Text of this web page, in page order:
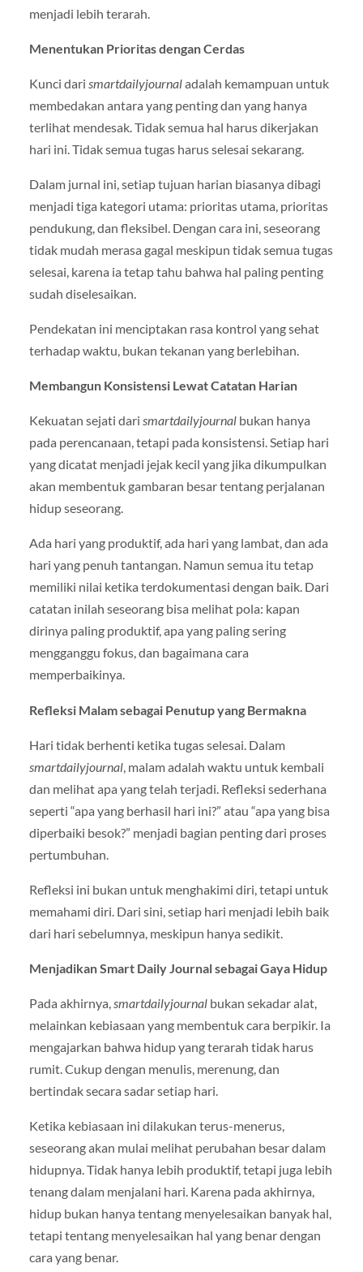
menjadi lebih terarah.
Menentukan Prioritas dengan Cerdas
Kunci dari smartdailyjournaladalah kemampuan untuk
membedakan antara yang penting dan yang hanya
terlihat mendesak. Tidak semua hal harus dikerjakan
hari ini. Tidak semua tugas harus selesai sekarang.
Dalam jurnal ini, setiap tujuan harian biasanya dibagi
menjadi tiga kategori utama: prioritas utama, prioritas
pendukung, dan fleksibel. Dengan cara ini, seseorang
tidak mudah merasa gagal meskipun tidak semua tugas
selesai, karena ia tetap tahu bahwa hal paling penting
sudah diselesaikan.
Pendekatan ini menciptakan rasa kontrol yang sehat
terhadap waktu, bukan tekanan yang berlebihan.
Membangun Konsistensi Lewat Catatan Harian
Kekuatan sejati dari smartdailyjournalbukan hanya
pada perencanaan, tetapi pada konsistensi. Setiap hari
yang dicatat menjadi jejak kecil yang jika dikumpulkan
akan membentuk gambaran besar tentang perjalanan
hidup seseorang.
Ada hari yang produktif, ada hari yang lambat, dan ada
hari yang penuh tantangan. Namun semua itu tetap
memiliki nilai ketika terdokumentasi dengan baik. Dari
catatan inilah seseorang bisa melihat pola: kapan
dirinya paling produktif, apa yang paling sering
mengganggu fokus, dan bagaimana cara
memperbaikinya.
Refleksi Malam sebagai Penutup yang Bermakna
Hari tidak berhenti ketika tugas selesai. Dalam
smartdailyjournal, malam adalah waktu untuk kembali
dan melihat apa yang telah terjadi. Refleksi sederhana
seperti “apa yang berhasil hari ini?” atau “apa yang bisa
diperbaiki besok?” menjadi bagian penting dari proses
pertumbuhan.
Refleksi ini bukan untuk menghakimi diri, tetapi untuk
memahami diri. Dari sini, setiap hari menjadi lebih baik
dari hari sebelumnya, meskipun hanya sedikit.
Menjadikan Smart Daily Journal sebagai Gaya Hidup
Pada akhirnya,smartdailyjournalbukan sekadar alat,
melainkan kebiasaan yang membentuk cara berpikir. Ia
mengajarkan bahwa hidup yang terarah tidak harus
rumit. Cukup dengan menulis, merenung, dan
bertindak secara sadar setiap hari.
Ketika kebiasaan ini dilakukan terus-menerus,
seseorang akan mulai melihat perubahan besar dalam
hidupnya. Tidak hanya lebih produktif, tetapi juga lebih
tenang dalam menjalani hari. Karena pada akhirnya,
hidup bukan hanya tentang menyelesaikan banyak hal,
tetapi tentang menyelesaikan hal yang benar dengan
cara yang benar.